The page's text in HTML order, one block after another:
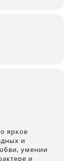
яркое
и
умении
и